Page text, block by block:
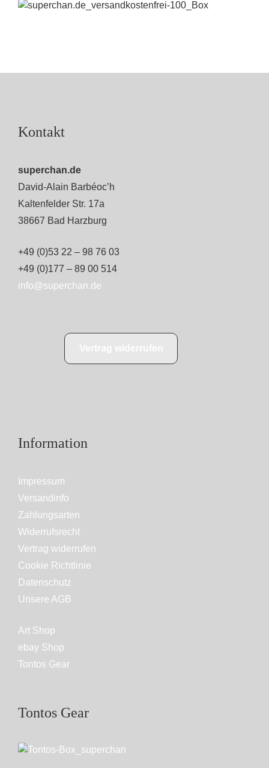
Kontakt
superchan.de
David-Alain Barbéoc’h
Kaltenfelder Str. 17a
38667 Bad Harzburg
+49 (0)53 22 – 98 76 03
+49 (0)177 – 89 00 514
info@superchan.de
Information
Impressum
Versandinfo
Zahlungsarten
Widerrufsrecht
Vertrag widerrufen
Cookie Richtlinie
Datenschutz
Unsere AGB
Art Shop
ebay Shop
Tontos Gear
Tontos Gear